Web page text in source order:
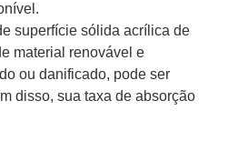
superfície sólida acrílica de
material renovável e
ou danificado, pode ser
disso, sua taxa de absorção